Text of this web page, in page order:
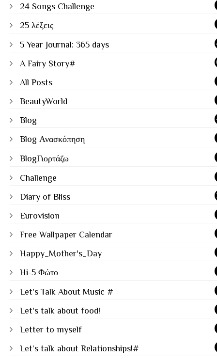
24 Songs Challenge
25 λέξεις
5 Year Journal: 365 days
A Fairy Story#
All Posts
BeautyWorld
Blog
Blog Ανασκόπηση
BlogΓιορτάζω
Challenge
Diary of Bliss
Eurovision
Free Wallpaper Calendar
Happy_Mother's_Day
Hi-5 Φώτο
Let's Talk About Music #
Let's talk about food!
Letter to myself
Let’s talk about Relationships!#